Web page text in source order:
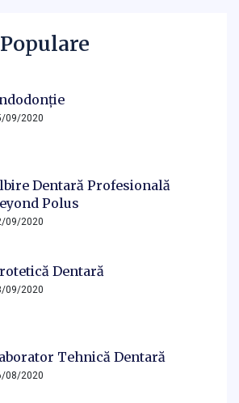
09/2020
Dentară Profesională
Polus
09/2020
Dentară
09/2020
Tehnică Dentară
08/2020